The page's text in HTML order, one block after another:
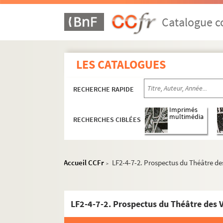
Catalogue
LES CATALOGUES
RECHERCHE RAPIDE
RECHERCHES CIBLÉES
Imprimés
multimédia
Accueil CCFr > LF2-4-7-2. Prospectus du Théâtre
LF2-4-7-2. Prospectus du Théâtre des